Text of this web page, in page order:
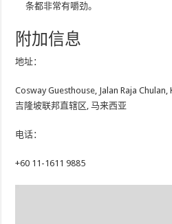
条都非常有嚼劲。
附加信息
地址：
Cosway Guesthouse, Jalan Raja
吉隆坡联邦直辖区, 马来西亚
电话：
+60 11-1611 9885